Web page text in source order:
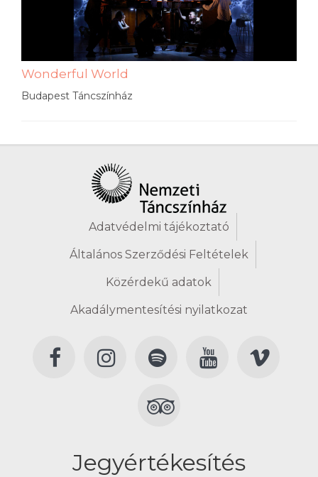
Wonderful World
Budapest Táncszínház
Adatvédelmi tájékoztató
Általános Szerződési Feltételek
Közérdekű adatok
Akadálymentesítési nyilatkozat
Jegyértékesítés